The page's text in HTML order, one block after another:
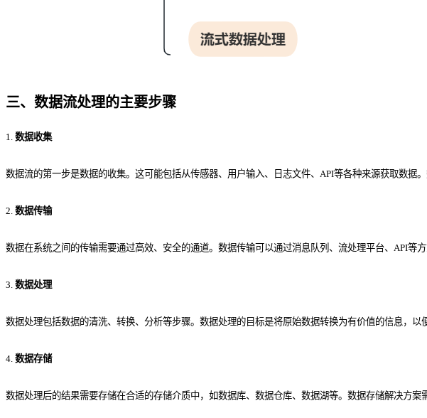
三、 数据流处理的主要步骤
1. 数据收集
数据流的第一步是数据的收集。这可能包括从传感器、用户输入、日志文件、API等各种来源获取数据
2. 数据传输
数据在系统之间的传输需要通过高效、安全的通道。数据传输可以通过消息队列、流处理平台、API等
3. 数据处理
数据处理包括数据的清洗、转换、分析等步骤。数据处理的目标是将原始数据转换为有价值的信息，
4. 数据存储
数据处理后的结果需要存储在合适的存储介质中，如数据库、数据仓库、数据湖等。数据存储解决方